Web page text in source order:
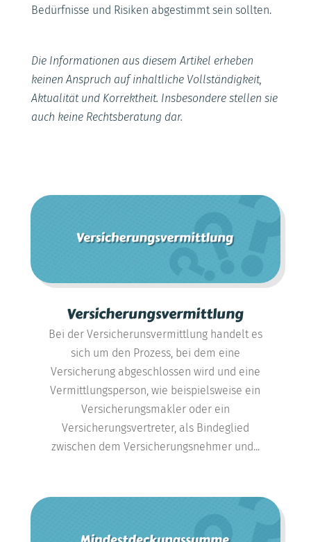
Bedürfnisse und Risiken abgestimmt sein sollten.
Die Informationen aus diesem Artikel erheben
keinen Anspruch auf inhaltliche Vollständigkeit,
Aktualität und Korrektheit. Insbesondere stellen sie
auch keine Rechtsberatung dar.
Versicherungsvermittlung
Bei der Versicherunsvermittlung handelt es
sich um den Prozess, bei dem eine
Versicherung abgeschlossen wird und eine
Vermittlungsperson, wie beispielsweise ein
Versicherungsmakler oder ein
Versicherungsvertreter, als Bindeglied
zwischen dem Versicherungsnehmer und...